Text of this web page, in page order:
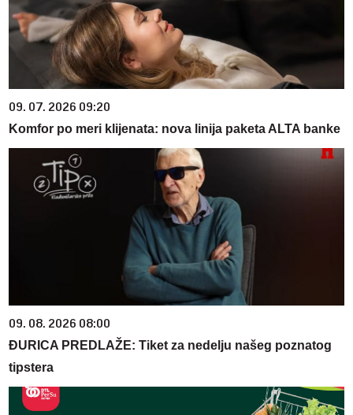
09. 07. 2026 09:20
Komfor po meri klijenata: nova linija paketa ALTA banke
09. 08. 2026 08:00
ĐURICA PREDLAŽE: Tiket za nedelju našeg poznatog
tipstera